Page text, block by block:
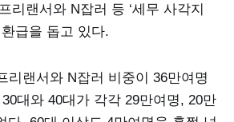
리랜서와 N잡러 등 ‘세무 사각지
급을 돕고 있다.
리랜서와 N잡러 비중이 36만여명
대와 40대가 각각 29만여명, 20만